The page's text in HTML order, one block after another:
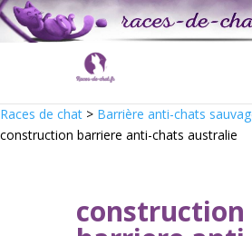
Races de chat > Barrière anti-chats
construction barriere anti-chats australie
construction